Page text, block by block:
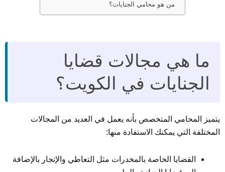
من هو محامي الجنايات؟
ما هي مجالات قضايا
الجنايات في الكويت؟
يتميز المحامي المتخصص بأنه يعمل في العديد من المجالات
المختلفة التي يمكنك الاستفادة منها:
القضايا الخاصة بالمخدرات مثل التعاطي والإتجار بالإضافة